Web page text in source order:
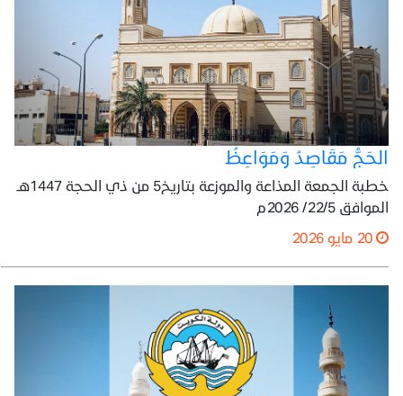
الحَجُّ مَقَاصِدُ وَمَوَاعِظُ
خطبة الجمعة المذاعة والموزعة بتاريخ5 من ذي الحجة 1447هـ
الموافق 22/5/ 2026م